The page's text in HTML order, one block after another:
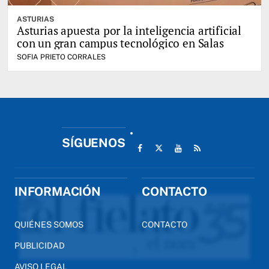
ASTURIAS
Asturias apuesta por la inteligencia artificial
con un gran campus tecnológico en Salas
SOFIA PRIETO CORRALES
SÍGUENOS
INFORMACIÓN
QUIÉNES SOMOS
PUBLICIDAD
AVISO LEGAL
CONTACTO
CONTACTO